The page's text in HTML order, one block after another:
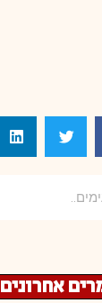
אחרונים